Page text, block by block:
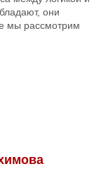
они
мы рассмотрим